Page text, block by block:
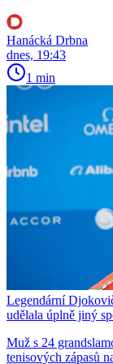
Hanácká Drbna
dnes, 19:43
1 min
Legendární
udělala úplně jiný
Muž s 24
tenisových zápasů